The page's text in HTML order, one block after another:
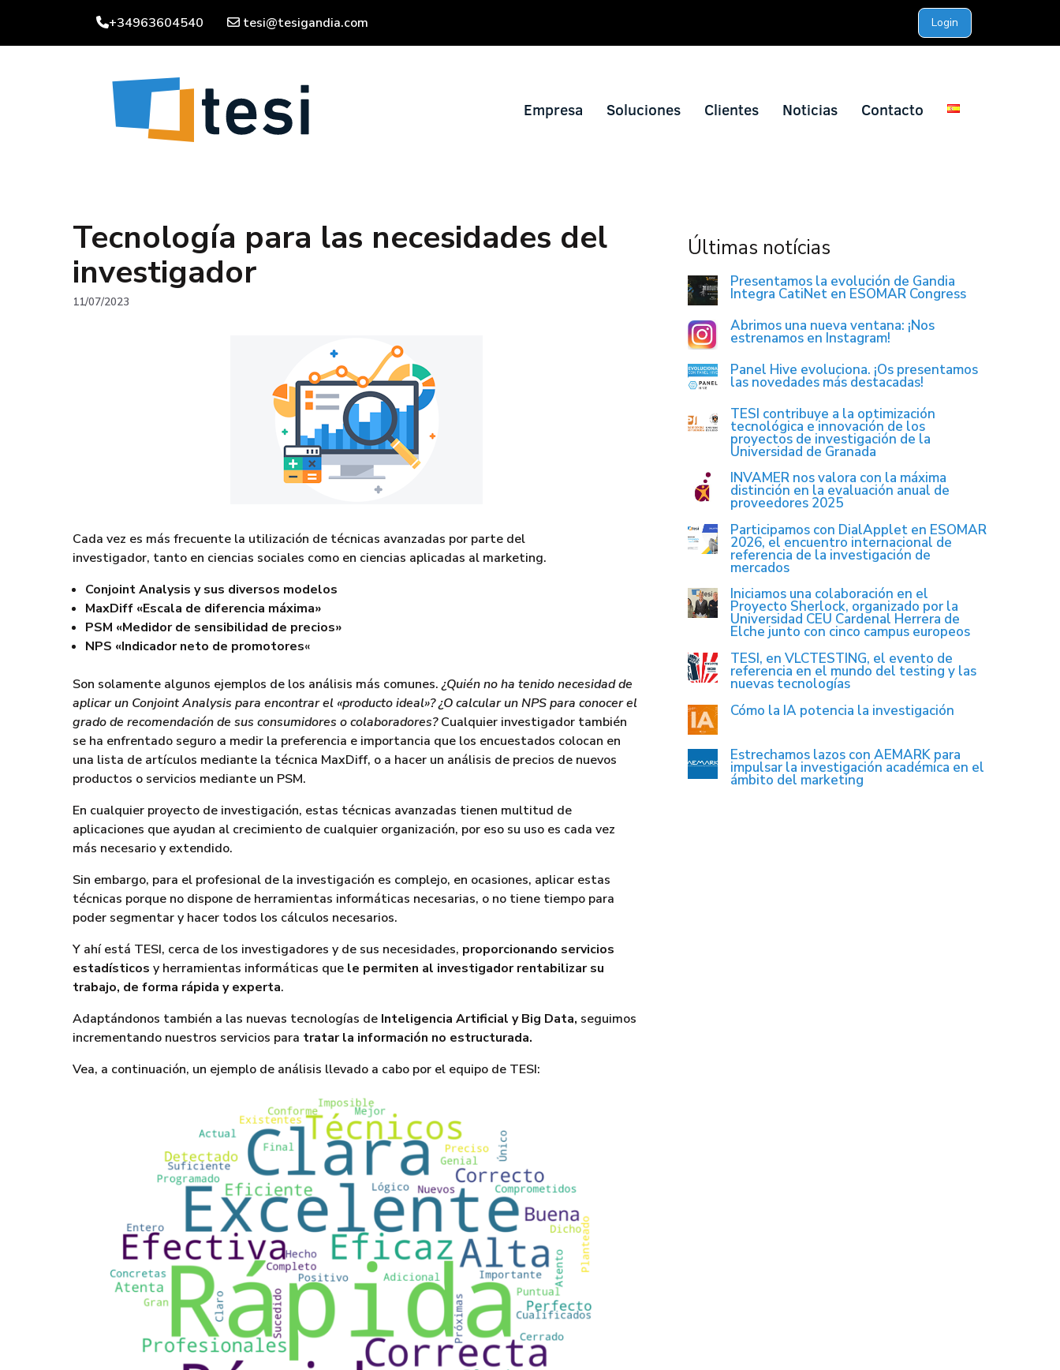
contenido
+34963604540 tesi@tesigandia.com Login
Empresa Soluciones Clientes Noticias Contacto
Tecnología para las necesidades del
investigador
11/07/2023
Cada vez es más frecuente la utilización de técnicas avanzadas por parte del
investigador, tanto en ciencias sociales como en ciencias aplicadas al marketing.
Conjoint Analysis y sus diversos modelos
MaxDiff «Escala de diferencia máxima»
PSM «Medidor de sensibilidad de precios»
NPS «Indicador neto de promotores«
Son solamente algunos ejemplos de los análisis más comunes.¿Quién no ha tenido necesidad de
aplicar un Conjoint Analysis para encontrar el «producto ideal»? ¿O calcular un NPS para conocer el
grado de recomendación de sus consumidores o colaboradores?Cualquier investigador también
se ha enfrentado seguro a medir la preferencia e importancia que los encuestados colocan en
una lista de artículos mediante la técnica MaxDiff, o a hacer un análisis de precios de nuevos
productos o servicios mediante un PSM.
En cualquier proyecto de investigación, estas técnicas avanzadas tienen multitud de
aplicaciones que ayudan al crecimiento de cualquier organización, por eso su uso es cada vez
más necesario y extendido.
Sin embargo, para el profesional de la investigación es complejo, en ocasiones, aplicar estas
técnicas porque no dispone de herramientas informáticas necesarias, o no tiene tiempo para
poder segmentar y hacer todos los cálculos necesarios.
Y ahí está TESI, cerca de los investigadores y de sus necesidades, proporcionando servicios
estadísticos y herramientas informáticas que le permiten al investigador rentabilizar su
trabajo, de forma rápida y experta.
Adaptándonos también a las nuevas tecnologías de Inteligencia Artificial y Big Data, seguimos
incrementando nuestros servicios para tratar la información no estructurada.
Vea, a continuación, un ejemplo de análisis llevado a cabo por el equipo de TESI:
Últimas notícias
Presentamos la evolución de Gandia
Integra CatiNet en ESOMAR Congress
Abrimos una nueva ventana: ¡Nos
estrenamos en Instagram!
Panel Hive evoluciona. ¡Os presentamos
las novedades más destacadas!
TESI contribuye a la optimización
tecnológica e innovación de los
proyectos de investigación de la
Universidad de Granada
INVAMER nos valora con la máxima
distinción en la evaluación anual de
proveedores 2025
Participamos con DialApplet en ESOMAR
2026, el encuentro internacional de
referencia de la investigación de
mercados
Iniciamos una colaboración en el
Proyecto Sherlock, organizado por la
Universidad CEU Cardenal Herrera de
Elche junto con cinco campus europeos
TESI, en VLCTESTING, el evento de
referencia en el mundo del testing y las
nuevas tecnologías
Cómo la IA potencia la investigación
Estrechamos lazos con AEMARK para
impulsar la investigación académica en el
ámbito del marketing